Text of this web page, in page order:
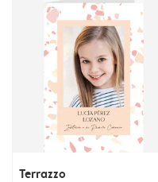
Terrazzo